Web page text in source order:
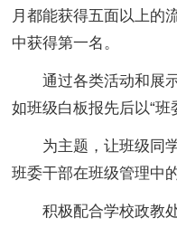
月都能获得五面以上的
中获得第一名。
通过各类活动和展
如班级白板报先后以“班
为主题，让班级同
班委干部在班级管理中
积极配合学校政教